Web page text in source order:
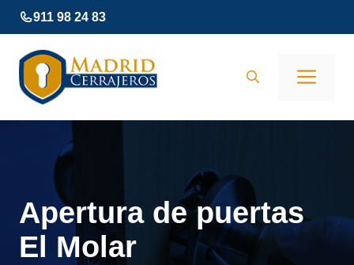
Saltar
al
contenido
911 98 24 83
Apertura de puertas
El Molar